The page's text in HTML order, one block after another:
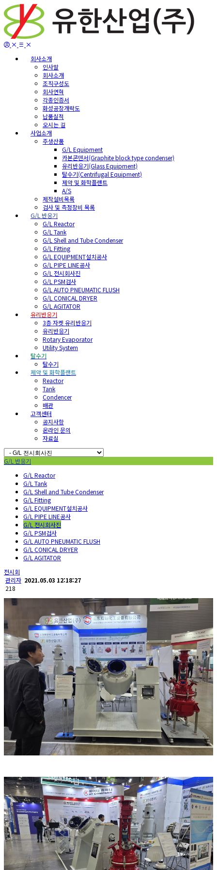
회사소개
인사말
회사소개
조직구성도
회사연혁
각종인증서
화성공장개략도
납품실적
오시는 길
사업소개
주생산품
G/L Equipment
카본콘덴서(Graphite block type condenser)
유리반응기(Glass Equipment)
탈수기(Centrifugal Equipment)
제약 및 화학플랜트
A/S
제작설비목록
검사 및 측정장비 목록
G/L 반응기
G/L Reactor
G/L Tank
G/L Shell and Tube Condenser
G/L Fitting
G/L EQUIPMENT설치공사
G/L PIPE LINE공사
G/L 전시회사진
G/L PSM검사
G/L AUTO PNEUMATIC FLUSH
G/L CONICAL DRYER
G/L AGITATOR
유리반응기
3층 자켓 유리반응기
유리반응기
Rotary Evaporator
Utility System
탈수기
탈수기
제약 및 화학플랜트
Reactor
Tank
Condencer
배관
고객센터
공지사항
온라인 문의
자료실
G/L 반응기
G/L Reactor
G/L Tank
G/L Shell and Tube Condenser
G/L Fitting
G/L EQUIPMENT설치공사
G/L PIPE LINE공사
G/L 전시회사진
G/L PSM검사
G/L AUTO PNEUMATIC FLUSH
G/L CONICAL DRYER
G/L AGITATOR
전시회
관리자 2021.05.03 12:18:27
218